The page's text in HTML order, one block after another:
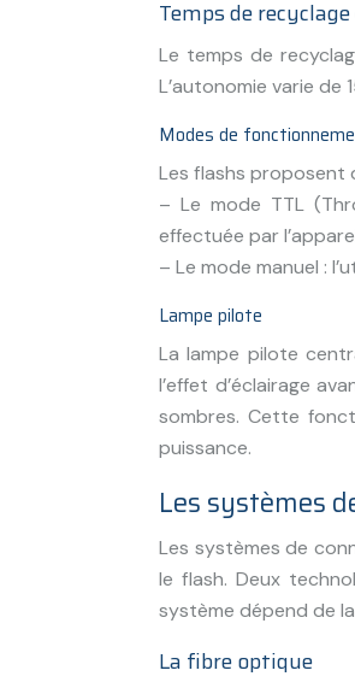
Temps de
Le temps de
L’autonomie varie
Modes de
Les flashs proposent
– Le mode TTL
effectuée par
– Le mode manuel :
Lampe pilote
La lampe pilote
l’effet d’éclairage
sombres. Cette
puissance.
Les systèmes
Les systèmes de
le flash. Deux
système dépend de
La fibre optique